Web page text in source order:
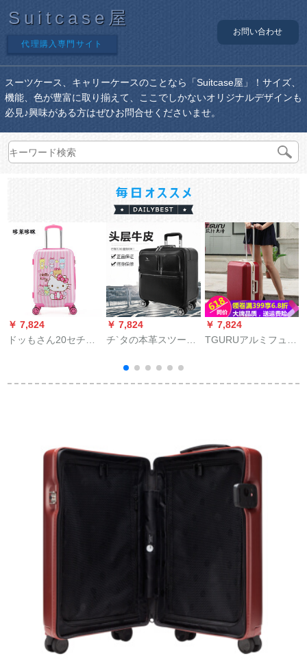
Suitcase屋
代理購入専門サイト
お問い合わせ
スーツケース、キャリーケースのことなら「Suitcase屋」！サイズ、
機能、色が豊富に取り揃えて、ここでしかないオリジナルデザインも
必見♪興味がある方はぜひお問合せくださいませ。
￥ 7,824
ドッもさん20セチア
子マルガ旅行箱360°
￥ 7,824
チ`タの本革スツーケ`
の中に持ち込みがあ
り、レトロなススは
￥ 7,824
TGURUアルミフュー
ャバクタ24 TSAロッ
赤20セチアン